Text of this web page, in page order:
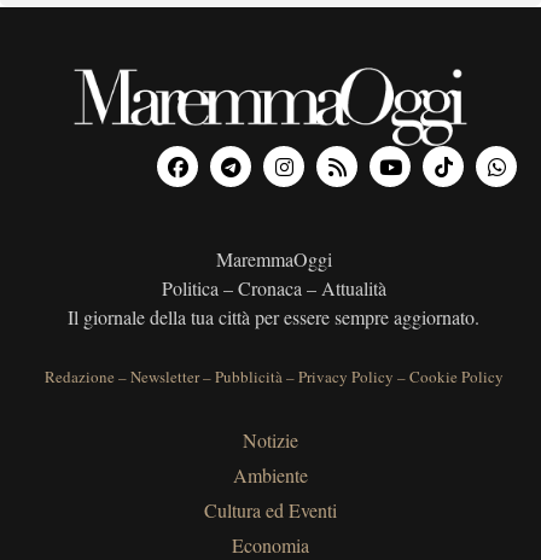
MaremmaOggi
Politica – Cronaca – Attualità
Il giornale della tua città per essere sempre aggiornato.
Redazione –Newsletter–Pubblicità–Privacy Policy –Cookie Policy
Notizie
Ambiente
Cultura ed Eventi
Economia